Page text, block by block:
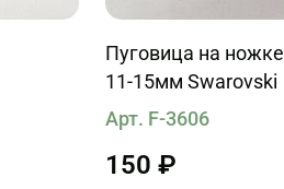
Пуговица на ножке белая, черная d-
11-15мм Swarovski
Арт. F-3606
150 ₽